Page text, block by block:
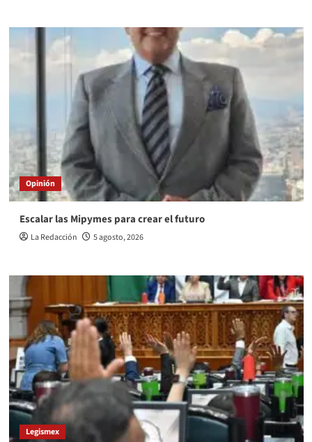
Opinión
Escalar las Mipymes para crear el futuro
La Redacción 5 agosto, 2026
Legismex